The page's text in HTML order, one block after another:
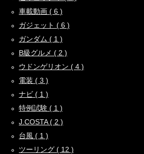
車載動画 ( 6 )
ガジェット ( 6 )
ガンダム ( 1 )
B級グルメ ( 2 )
ウドンゲリオン ( 4 )
電装 ( 3 )
ナビ ( 1 )
特例試験 ( 1 )
J.COSTA ( 2 )
台風 ( 1 )
ツーリング ( 12 )